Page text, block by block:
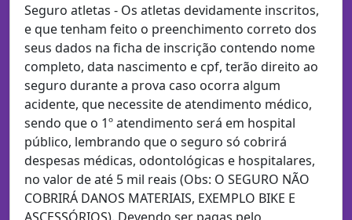
Seguro atletas - Os atletas devidamente inscritos,
e que tenham feito o preenchimento correto dos
seus dados na ficha de inscrição contendo nome
completo, data nascimento e cpf, terão direito ao
seguro durante a prova caso ocorra algum
acidente, que necessite de atendimento médico,
sendo que o 1º atendimento será em hospital
público, lembrando que o seguro só cobrirá
despesas médicas, odontológicas e hospitalares,
no valor de até 5 mil reais (Obs: O SEGURO NÃO
COBRIRÁ DANOS MATERIAIS, EXEMPLO BIKE E
ASCESSÓRIOS). Devendo ser pagas pelo